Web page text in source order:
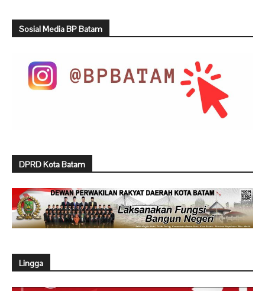
Sosial Media BP Batam
DPRD Kota Batam
Lingga